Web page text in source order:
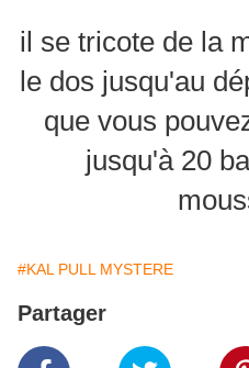
il se tricote de la
le dos jusqu'au
que vous
jusqu'à 20
#KAL PULL MYSTERE
Partager